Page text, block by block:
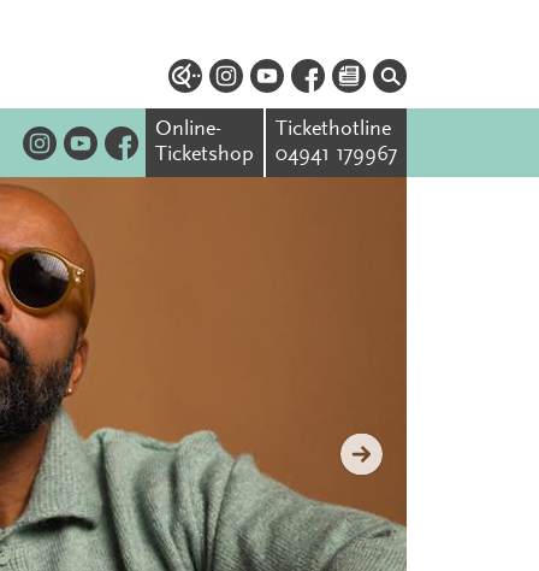
Online-
Ticketshop
Tickethotline
04941 179967